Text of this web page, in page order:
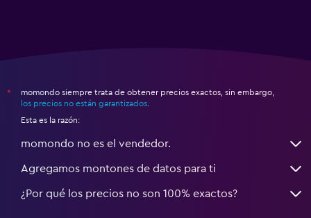
*
momondo siempre trata de obtener precios exactos, sin embargo,
los precios no están garantizados
Esta es la razón:
momondo no es el vendedor.
Agregamos montones de datos para ti
¿Por qué los precios no son 100% exactos?